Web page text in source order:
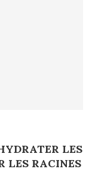
LES
LES RACINES